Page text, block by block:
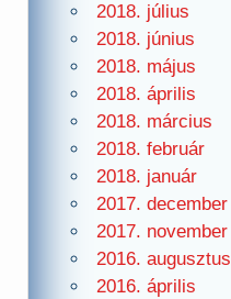
2018. július
2018. június
2018. május
2018. április
2018. március
2018. február
2018. január
2017. december
2017. november
2016. augusztus
2016. április